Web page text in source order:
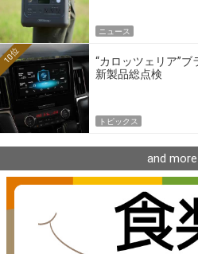
ニュース
“カロッツェリア”
新製品総点検
10位
トピックス
and